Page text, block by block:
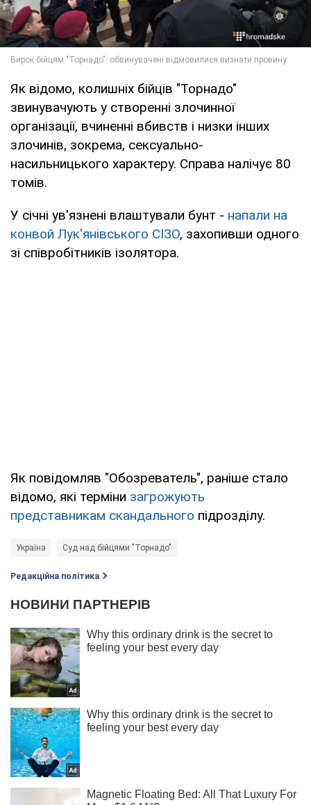
Як відомо, колишніх бійців "Торнадо"
звинувачують у створенні злочинної
організації, вчиненні вбивств і низки інших
злочинів, зокрема, сексуально-
насильницького характеру. Справа налічує 80
томів.
У січні ув'язнені влаштували бунт - напали на
конвой Лук'янівського СІЗО, захопивши одного
зі співробітників ізолятора.
Як повідомляв "Обозреватель", раніше стало
відомо, які терміни загрожують
представникам скандального підрозділу.
Україна Суд над бійцями "Торнадо"
Редакційна політика